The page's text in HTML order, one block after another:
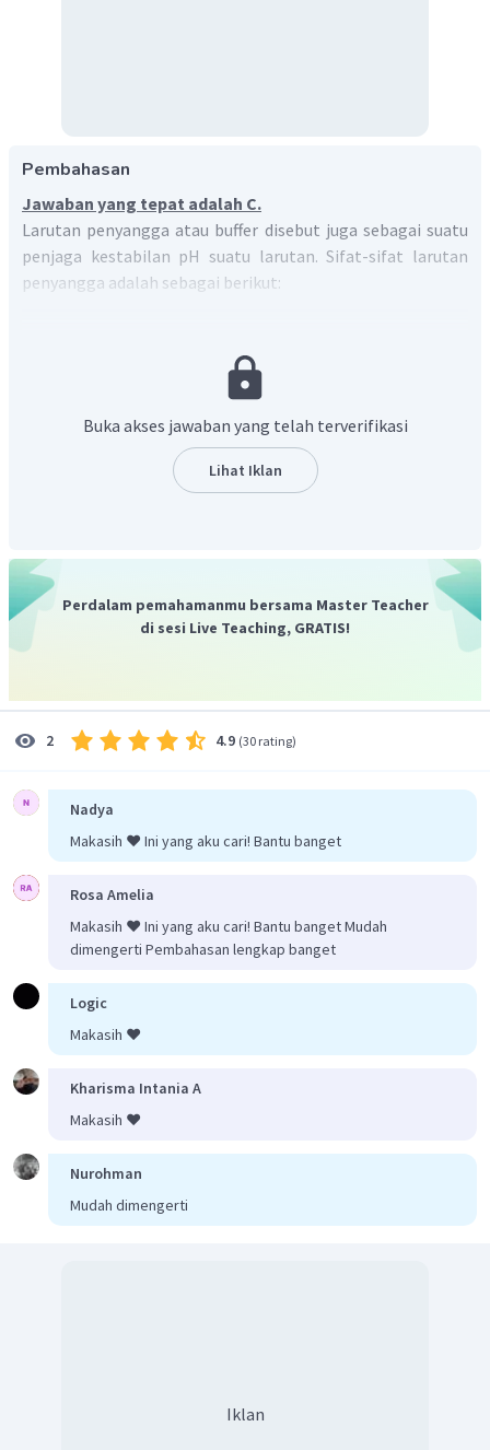
Pembahasan
Jawaban yang tepat adalah C.
Larutan penyangga atau buffer disebut juga sebagai suatu
penjaga kestabilan pH suatu larutan. Sifat-sifat larutan
penyangga adalah sebagai berikut:
sedikit asam kuat maupun basa kuat
Pengenceran pada larutan penyangga, tidak akan
Nilai pH hanya dipengaruhi oleh mol asam/basa
lemah dan basa/asam konjugasinya
Paling efisien jika mol asam/basa lemah dengan
Maka pH larutan penyangga tidak akan berubah apabila
dilakukan pengenceran dengan akuades.
Buka akses jawaban yang telah terverifikasi
Lihat Iklan
Perdalam pemahamanmu bersama Master Teacher
di sesi Live Teaching, GRATIS!
2 4.9 (30 rating)
Nadya
Makasih ❤️ Ini yang aku cari! Bantu banget
Rosa Amelia
Makasih ❤️ Ini yang aku cari! Bantu banget Mudah
dimengerti Pembahasan lengkap banget
Logic
Makasih ❤️
Kharisma Intania A
Makasih ❤️
Nurohman
Mudah dimengerti
Iklan